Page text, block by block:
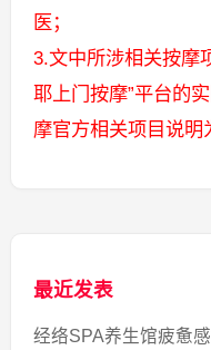
医；
3.文中所涉相关按摩
耶上门按摩”平台的
摩官方相关项目说明
最近发表
经络SPA养生馆疲惫